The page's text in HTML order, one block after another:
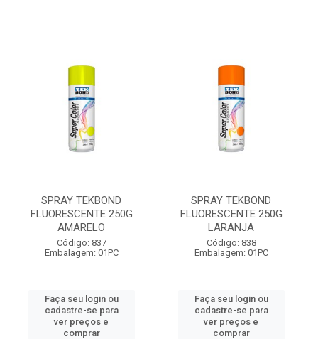
SPRAY TEKBOND
FLUORESCENTE 250G
AMARELO
Código: 837
Embalagem: 01PC
Faça seu login ou
cadastre-se para
ver preços e
comprar
SPRAY TEKBOND
FLUORESCENTE 250G
LARANJA
Código: 838
Embalagem: 01PC
Faça seu login ou
cadastre-se para
ver preços e
comprar